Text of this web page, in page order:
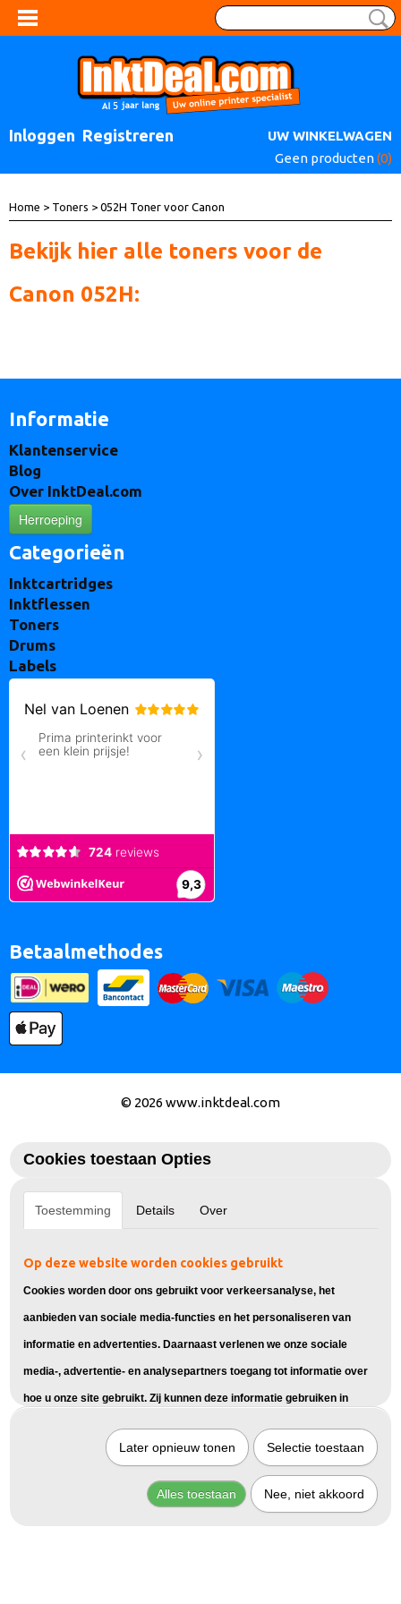
Inloggen Registreren
UW WINKELWAGEN
Geen producten(0)
Home > Toners > 052H Toner voor Canon
Bekijk hier alle toners voor de
Canon 052H:
Informatie
Klantenservice
Blog
Over InktDeal.com
Herroeping
Categorieën
Inktcartridges
Inktflessen
Toners
Drums
Labels
Betaalmethodes
© 2026 www.inktdeal.com
Cookies toestaan Opties
Toestemming Details Over
Op deze website worden cookies gebruikt
Cookies worden door ons gebruikt voor verkeersanalyse, het
aanbieden van sociale media-functies en het personaliseren van
informatie en advertenties. Daarnaast verlenen we onze sociale
media-, advertentie- en analysepartners toegang tot informatie over
hoe u onze site gebruikt. Zij kunnen deze informatie gebruiken in
door uw gebruik van hun diensten of die u hen hebt verstrekt.
Later opnieuw tonen Selectie toestaan
Alles toestaan Nee, niet akkoord